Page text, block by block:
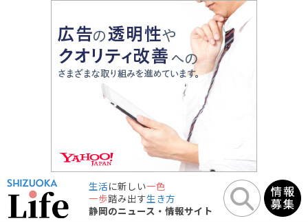
生活に新しい一色
一歩踏み出す生き方
静岡のニュース・情報サイト